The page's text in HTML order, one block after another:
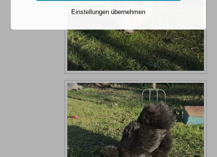
Einstellungen übernehmen